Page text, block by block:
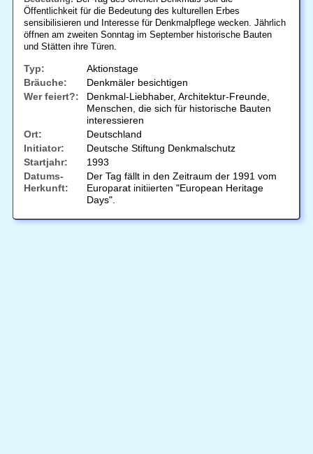
Öffentlichkeit für die Bedeutung des kulturellen Erbes
sensibilisieren und Interesse für Denkmalpflege wecken. Jährlich
öffnen am zweiten Sonntag im September historische Bauten
und Stätten ihre Türen.
Typ:
Aktionstage
Bräuche:
Denkmäler besichtigen
Wer feiert?:
Denkmal-Liebhaber, Architektur-Freunde,
Menschen, die sich für historische Bauten
interessieren
Ort:
Deutschland
Initiator:
Deutsche Stiftung Denkmalschutz
Startjahr:
1993
Datums-
Herkunft:
Der Tag fällt in den Zeitraum der 1991 vom
Europarat initiierten "European Heritage
Days".